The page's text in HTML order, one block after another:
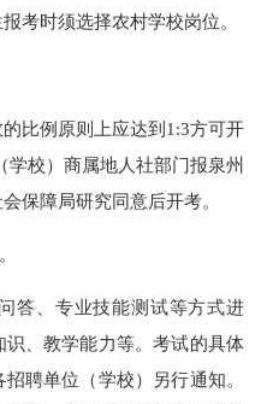
考时须选择农村学校岗位。
例原则上应达到1:3方可开
校）商属地人社部门报泉州
保障局研究同意后开考。
、专业技能测试等方式进
、教学能力等。考试的具体
聘单位（学校）另行通知。